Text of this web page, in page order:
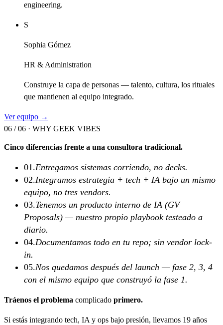
engineering.
S
Sophia Gómez
HR & Administration
Construye la capa de personas — talento, cultura, los rituales
que mantienen al equipo integrado.
Ver equipo →
06 / 06 · WHY GEEK VIBES
Cinco diferencias frente a una consultora tradicional.
01.Entregamos sistemas corriendo, no decks.
02.Integramos estrategia + tech + IA bajo un mismo
equipo, no tres vendors.
03.Tenemos un producto interno de IA (GV
Proposals) — nuestro propio playbook testeado a
diario.
04.Documentamos todo en tu repo; sin vendor lock-
in.
05.Nos quedamos después del launch — fase 2, 3, 4
con el mismo equipo que construyó la fase 1.
Tráenos el problema complicado primero.
Si estás integrando tech, IA y ops bajo presión, llevamos 19 años